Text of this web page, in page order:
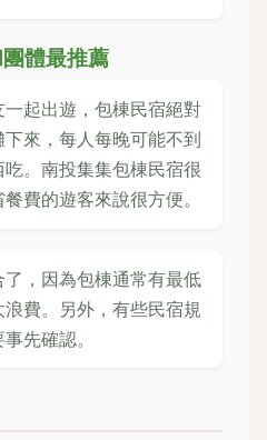
體最推薦
起出遊，包棟民宿絕對
來，每人每晚可能不到
。南投集集包棟民宿很
費的遊客來說很方便。
，因為包棟通常有最低
費。另外，有些民宿規
先確認。